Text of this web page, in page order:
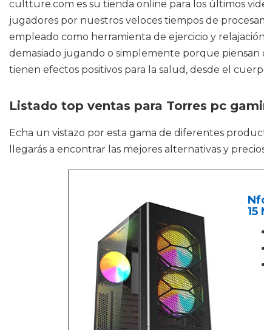
cultture.com es su tienda online para los últimos
jugadores por nuestros veloces tiempos de
empleado como herramienta de ejercicio y
demasiado jugando o simplemente porque
tienen efectos positivos para la salud, desde el
Listado top ventas para Torres pc
Echa un vistazo por esta gama de diferentes
llegarás a encontrar las mejores alternativas y